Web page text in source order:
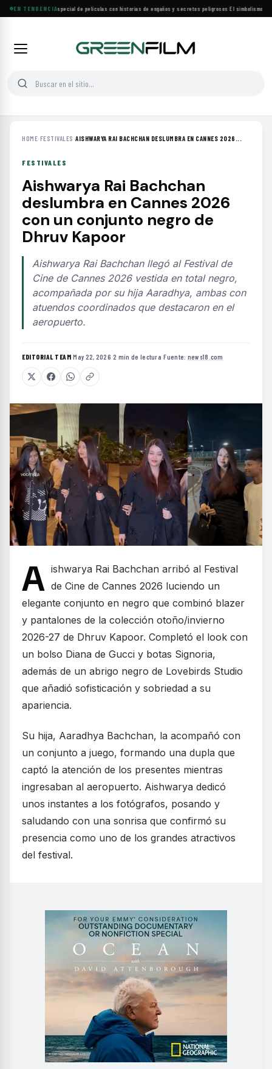
EN TENDENCIA
Lifetime estrena especial de películas con historias de engaños y secretos peligrosos·El simbolismo de
HOME›FESTIVALES ›AISHWARYA RAI BACHCHAN DESLUMBRA EN CANNES 2026...
FESTIVALES
Aishwarya Rai Bachchan
deslumbra en Cannes 2026
con un conjunto negro de
Dhruv Kapoor
Aishwarya Rai Bachchan llegó al Festival de
Cine de Cannes 2026 vestida en total negro,
acompañada por su hija Aaradhya, ambas con
atuendos coordinados que destacaron en el
aeropuerto.
EDITORIAL TEAM·May 22, 2026·2 min de lectura·Fuente: news18.com
A ishwarya Rai Bachchan arribó al Festival
de Cine de Cannes 2026 luciendo un
elegante conjunto en negro que combinó blazer
y pantalones de la colección otoño/invierno
2026-27 de Dhruv Kapoor. Completó el look con
un bolso Diana de Gucci y botas Signoria,
además de un abrigo negro de Lovebirds Studio
que añadió sofisticación y sobriedad a su
apariencia.
Su hija, Aaradhya Bachchan, la acompañó con
un conjunto a juego, formando una dupla que
captó la atención de los presentes mientras
ingresaban al aeropuerto. Aishwarya dedicó
unos instantes a los fotógrafos, posando y
saludando con una sonrisa que confirmó su
presencia como uno de los grandes atractivos
del festival.